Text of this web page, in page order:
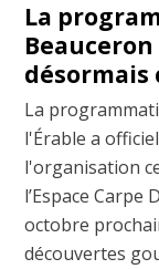
La
désormais
La
l'Érable a
l'organisation
l’Espace Carpe
octobre
découvertes